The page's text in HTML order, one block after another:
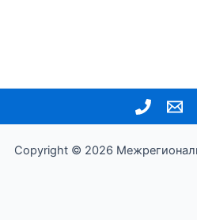
Copyright © 2026